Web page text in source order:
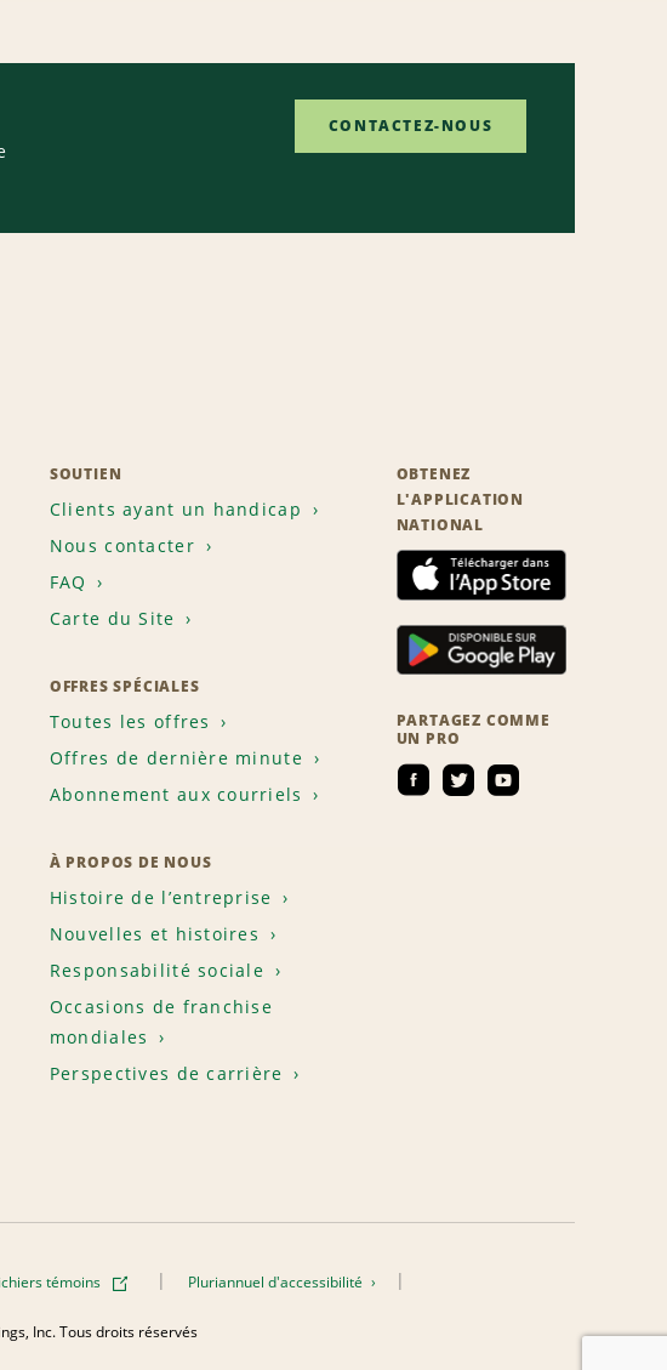
CONTACTEZ-NOUS
SOUTIEN
Clients ayant un handicap
Nous contacter
FAQ
Carte du Site
OFFRES SPÉCIALES
Toutes les offres
Offres de dernière minute
Abonnement aux courriels
À PROPOS DE NOUS
Histoire de l’entreprise
Nouvelles et histoires
Responsabilité sociale
Occasions de franchise
mondiales
Perspectives de carrière
OBTENEZ
L'APPLICATION
NATIONAL
PARTAGEZ COMME
UN PRO
témoins Pluriannuel d'accessibilité
Inc. Tous droits réservés